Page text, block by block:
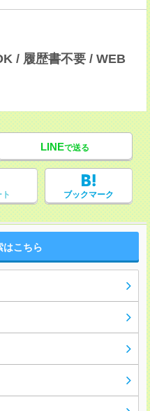
/ 履歴書不要 / WEB
LINEで送る
ブックマーク
はこちら